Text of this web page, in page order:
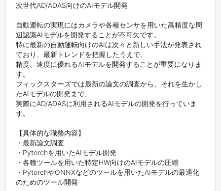
次世代AD/ADAS向けのAIモデル開発
自動運転の実現にはカメラや各種センサを用いた高精度な周
辺認識AIモデルを開発することが不可欠です。
特に最新の自動運転向けのAIは次々と新しい手法が発表され
ており、最新トレンドを把握したうえで、
精度、速度に優れるAIモデルを開発することが重要になりま
す。
フィックスターズでは最新の論文の調査から、それを生かし
たAIモデルの開発まで、
実際にAD/ADASに利用されるAIモデルの開発を行っていま
す。
【具体的な職務内容】
・最新論文調査
・Pytorchを用いたAIモデル開発
・各種ツールを用いた特定HW向けのAIモデルの圧縮
・PytorchやONNXなどのツールを用いたAIモデルの最適化
のためのツール開発